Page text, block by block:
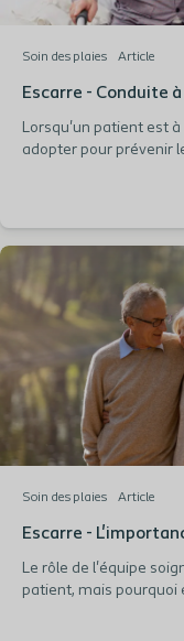
Soin des plaies Article
Escarre - Conduite
Lorsqu'un patient est
adopter pour prévenir
Soin des plaies Article
Escarre -
Le rôle de l'équipe
patient, mais